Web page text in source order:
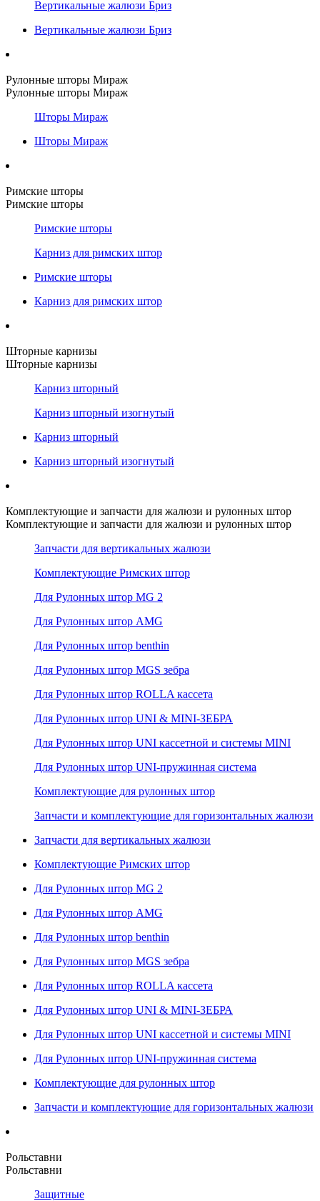
Вертикальные жалюзи Бриз
Вертикальные жалюзи Бриз
Рулонные шторы Мираж
Рулонные шторы Мираж
Шторы Мираж
Шторы Мираж
Римские шторы
Римские шторы
Римские шторы
Карниз для римских штор
Римские шторы
Карниз для римских штор
Шторные карнизы
Шторные карнизы
Карниз шторный
Карниз шторный изогнутый
Карниз шторный
Карниз шторный изогнутый
Комплектующие и запчасти для жалюзи и рулонных штор
Комплектующие и запчасти для жалюзи и рулонных штор
Запчасти для вертикальных жалюзи
Комплектующие Римских штор
Для Рулонных штор MG 2
Для Рулонных штор AMG
Для Рулонных штор benthin
Для Рулонных штор MGS зебра
Для Рулонных штор ROLLA кассета
Для Рулонных штор UNI & MINI-ЗЕБРА
Для Рулонных штор UNI кассетной и системы MINI
Для Рулонных штор UNI-пружинная система
Комплектующие для рулонных штор
Запчасти и комплектующие для горизонтальных жалюзи
Запчасти для вертикальных жалюзи
Комплектующие Римских штор
Для Рулонных штор MG 2
Для Рулонных штор AMG
Для Рулонных штор benthin
Для Рулонных штор MGS зебра
Для Рулонных штор ROLLA кассета
Для Рулонных штор UNI & MINI-ЗЕБРА
Для Рулонных штор UNI кассетной и системы MINI
Для Рулонных штор UNI-пружинная система
Комплектующие для рулонных штор
Запчасти и комплектующие для горизонтальных жалюзи
Рольставни
Рольставни
Защитные